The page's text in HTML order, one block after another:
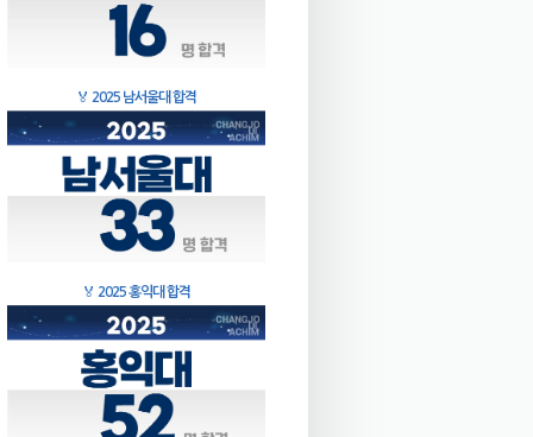
🏅 2025 남서울대 합격
🏅 2025 홍익대 합격